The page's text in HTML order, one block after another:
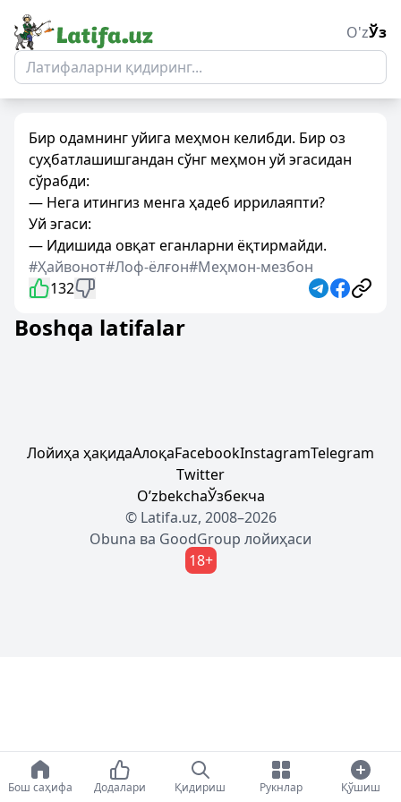
O'zЎз
Бир одамнинг уйига меҳмон келибди. Бир оз
суҳбатлашишгандан сўнг меҳмон уй эгасидан
сўрабди:
— Нега итингиз менга ҳадеб иррилаяпти?
Уй эгаси:
— Идишида овқат еганларни ёқтирмайди.
#Ҳайвонот#Лоф-ёлғон#Меҳмон-мезбон
132
Boshqa latifalar
Лойиҳа ҳақидаАлоқаFacebookInstagramTelegram
Twitter
OʼzbekchaЎзбекча
© Latifa.uz, 2008–2026
Obuna ва GoodGroup лойиҳаси
18+
Бош саҳифа Додалари Қидириш Рукнлар Қўшиш